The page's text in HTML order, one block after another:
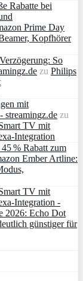
Rabatte bei
Prime Day
Kopfhörer
So
zu Philips
mit
streamingz.de zu
TV mit
% Rabatt zum
Ember Artline:
TV mit
-
2026: Echo Dot
günstiger für